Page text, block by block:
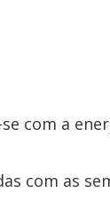
com a
com as